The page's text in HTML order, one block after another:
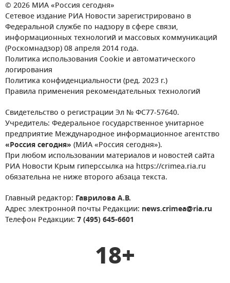
© 2026 МИА «Россия сегодня»
Сетевое издание РИА Новости зарегистрировано в
Федеральной службе по надзору в сфере связи,
информационных технологий и массовых коммуникаций
(Роскомнадзор) 08 апреля 2014 года.
Политика использования Cookie и автоматического
логирования
Политика конфиденциальности (ред. 2023 г.)
Правила применения рекомендательных технологий
Свидетельство о регистрации Эл № ФС77-57640.
Учредитель: Федеральное государственное унитарное
предприятие Международное информационное агентство
«Россия сегодня» (МИА «Россия сегодня»).
При любом использовании материалов и новостей сайта
РИА Новости Крым гиперссылка на https://crimea.ria.ru
обязательна не ниже второго абзаца текста.
Главный редактор: Гаврилова А.В.
Адрес электронной почты Редакции: news.crimea@ria.ru
Телефон Редакции: 7 (495) 645-6601
18+